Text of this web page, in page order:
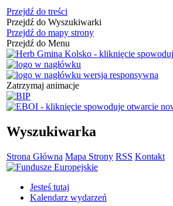
Przejdź do treści
Przejdź do Wyszukiwarki
Przejdź do mapy strony
Przejdź do Menu
Zatrzymaj animacje
Wyszukiwarka
Strona Główna Mapa Strony RSS Kontakt
Jesteś tutaj
Kalendarz wydarzeń